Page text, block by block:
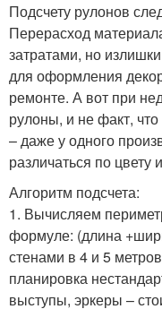
Подсчету рулонов
Перерасход
затратами, но
для оформления
ремонте. А вот при
рулоны, и не факт,
– даже у одного
различаться по цвету
Алгоритм подсчета:
1. Вычисляем
формуле: (длина
стенами в 4 и 5
планировка
выступы, эркеры –